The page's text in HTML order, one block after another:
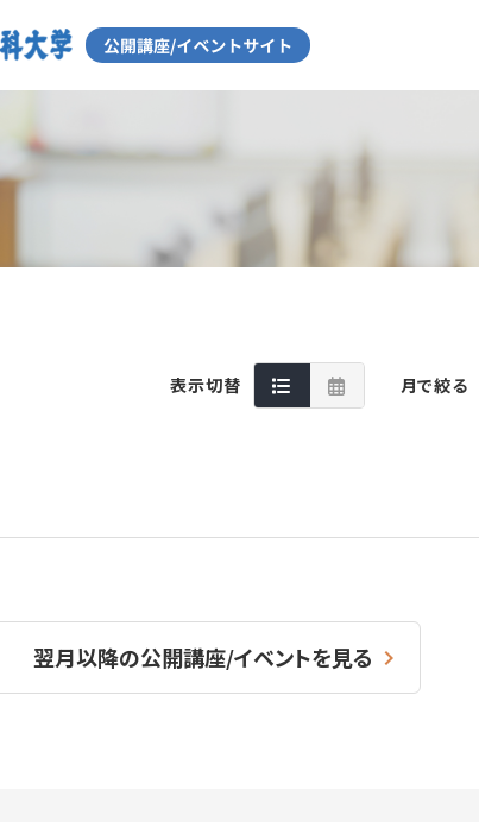
表示切替 月で絞る
翌月以降の公開講座/イベントを見る